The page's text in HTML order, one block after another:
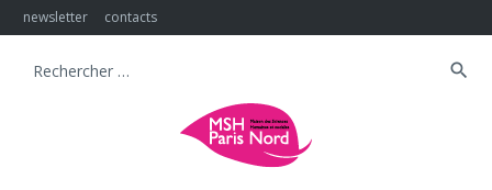
Skip
to
newsletter contacts
Search
search